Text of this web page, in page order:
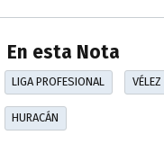
En esta Nota
LIGA PROFESIONAL
HURACÁN